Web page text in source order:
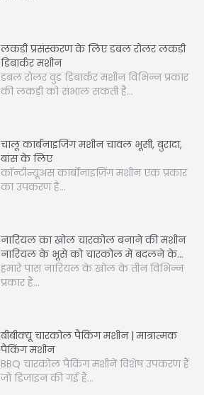
लकड़ी प्रसंस्करण के लिए डबल रोलर लकड़ी
डिबार्कर मशीन
डबल रोलर वुड डिबार्कर मशीन विभिन्न प्रकार
की लकड़ी को संभाल सकती है…
चालू कार्बनाइजिंग मशीन चावल भूसी, बुरादा,
बांस के लिए
कॉन्टीन्यूअस कार्बोनाइज़िंग मशीन एक प्रकार
का उपकरण है…
नारियल का खोल चारकोल बनाने की मशीन
नारियल के भूसे को चारकोल में बदलने के
लिए
हमारे पास नारियल के खोल के तीन विभिन्न
प्रकार हैं…
बीबीक्यू चारकोल पैकिंग मशीन | मात्रात्मक
पैकिंग मशीन
BBQ चारकोल पैकिंग मशीनें विशेष उपकरण हैं
जो डिजाइन की गई हैं…